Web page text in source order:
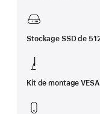
Stockage SSD de
Kit de montage VESA